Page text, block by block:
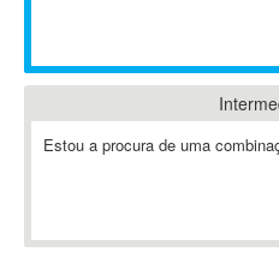
ABAP
Abaqus
ABBYY FineReader
Ableton
Estou a procura de uma